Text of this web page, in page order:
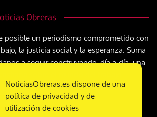
Obreras
posible un periodismo comprometido con
la justicia social y la esperanza. Suma
a seguir construyendo, día a día, una
sobre el mundo del trabajo
NoticiasObreras.es dispone de una
política de privacidad y de
utilización de cookies